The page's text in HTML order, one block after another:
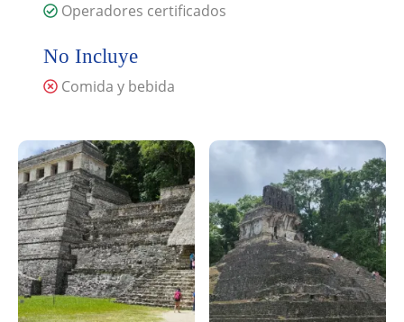
Operadores certificados
No Incluye
Comida y bebida